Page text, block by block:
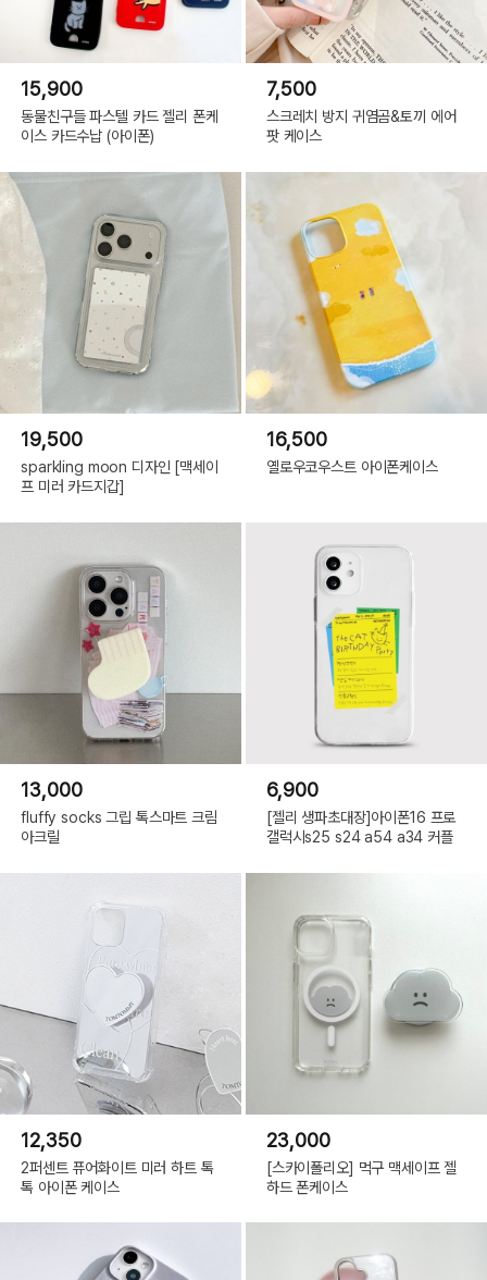
15,900
동물친구들 파스텔 카드 젤리 폰케
이스 카드수납 (아이폰)
7,500
스크레치 방지 귀염곰&토끼 에어
팟 케이스
19,500
sparkling moon 디자인 [맥세이
프 미러 카드지갑]
16,500
옐로우코우스트 아이폰케이스
13,000
fluffy socks 그립 톡스마트 크림
아크릴
6,900
[젤리 생파초대장]아이폰16 프로
갤럭시s25 s24 a54 a34 커플
12,350
2퍼센트 퓨어화이트 미러 하트 톡
톡 아이폰 케이스
23,000
[스카이폴리오] 먹구 맥세이프 젤
하드 폰케이스